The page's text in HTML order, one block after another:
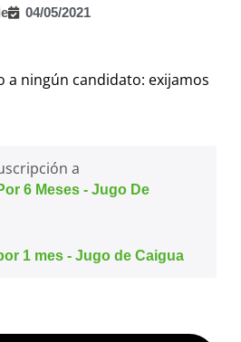
04/05/2021
a ningún candidato: exijamos
a
6 Meses - Jugo De
1 mes - Jugo de Caigua